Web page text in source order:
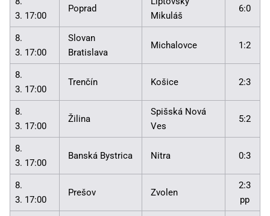
3. 17:00
Poprad
Mikuláš
6:0
8.
3. 17:00
Slovan
Bratislava
Michalovce 1:2
8.
3. 17:00
Trenčín Košice 2:3
8.
3. 17:00
Žilina
Spišská Nová
Ves
5:2
8.
3. 17:00
Banská Bystrica Nitra 0:3
8.
3. 17:00
Prešov Zvolen
2:3
pp